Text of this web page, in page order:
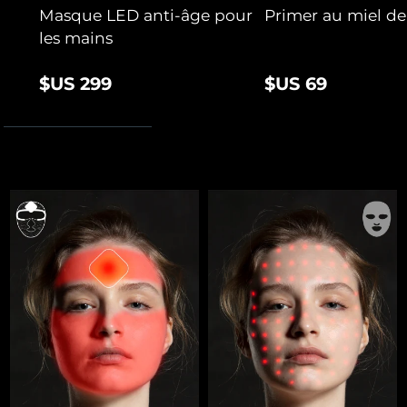
Masque LED anti-âge pour
les mains
$US 299
Primer au miel
$US 69